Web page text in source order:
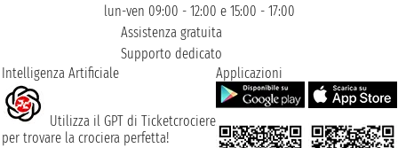
lun-ven 09:00 - 12:00 e 15:00 - 17:00
Assistenza gratuita
Supporto dedicato
Intelligenza Artificiale
Utilizza il GPT di Ticketcrociere
per trovare la crociera perfetta!
Applicazioni